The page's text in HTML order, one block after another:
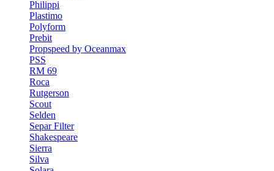
Philippi
Plastimo
Polyform
Prebit
Propspeed by Oceanmax
PSS
RM 69
Roca
Rutgerson
Scout
Selden
Separ Filter
Shakespeare
Sierra
Silva